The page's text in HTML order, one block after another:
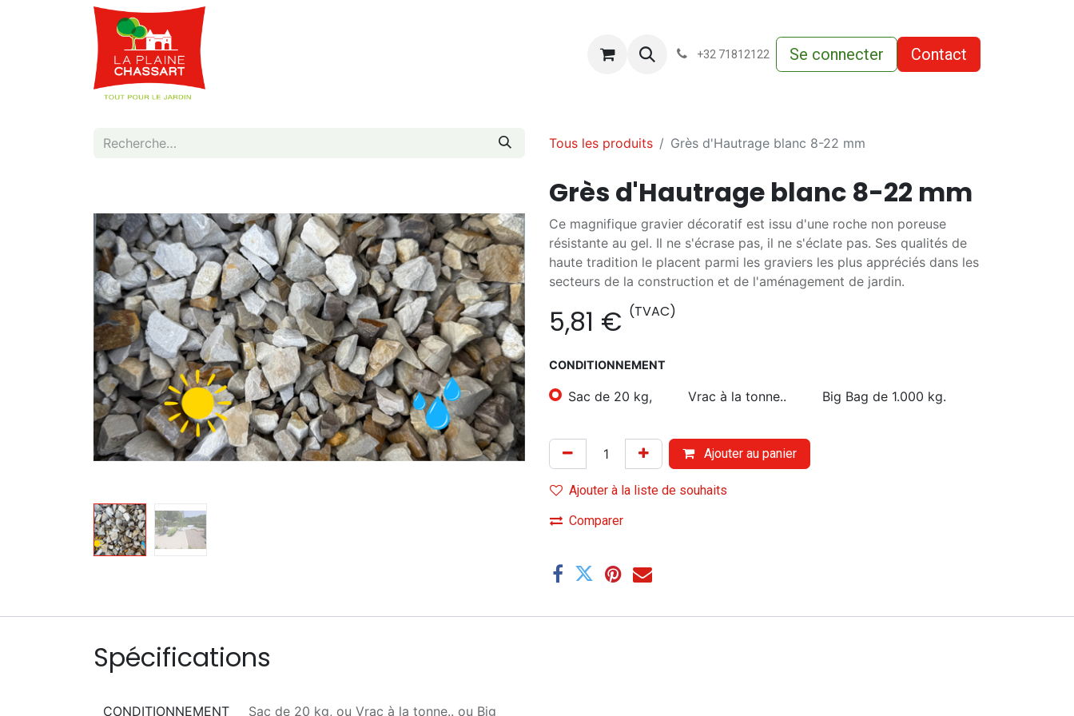
Conditions-generales-de-vente
+32 71812122 Se connecter Contact
Tous les produits Grès d'Hautrage blanc 8-22 mm
Grès d'Hautrage blanc 8-22 mm
Ce magnifique gravier décoratif est issu d'une roche non poreuse
résistante au gel. Il ne s'écrase pas, il ne s'éclate pas. Ses qualités de
haute tradition le placent parmi les graviers les plus appréciés dans les
secteurs de la construction et de l'aménagement de jardin.
5,81 € (TVAC)
CONDITIONNEMENT
Sac de 20 kg, Vrac à la tonne.. Big Bag de 1.000 kg.
Ajouter au panier
Ajouter à la liste de souhaits
Comparer
Spécifications
CONDITIONNEMENT Sac de 20 kg, ou Vrac à la tonne.. ou Big